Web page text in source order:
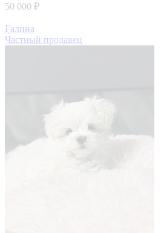
50 000 ₽
Галина
Частный продавец